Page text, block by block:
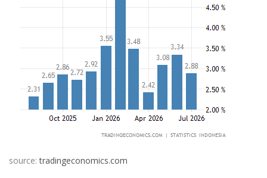
source:tradingeconomics.com